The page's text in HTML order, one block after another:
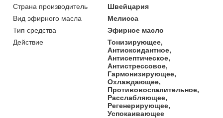
Страна производитель
Швейцария
Вид эфирного масла
Мелисса
Тип средства
Эфирное масло
Действие
Тонизирующее,
Антиоксидантное,
Антисептическое,
Антистрессовое,
Гармонизирующее,
Охлаждающее,
Противовоспалительное,
Расслабляющее,
Регенерирующее,
Успокаивающее